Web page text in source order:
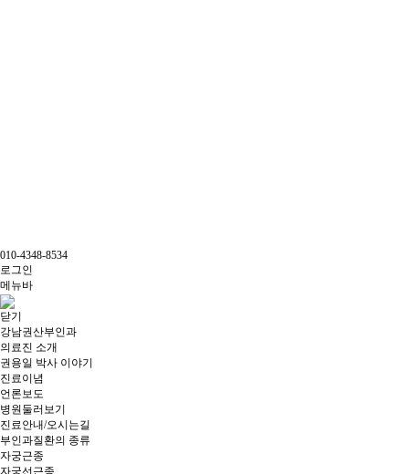
010-4348-8534
로그인
메뉴바
닫기
강남권산부인과
의료진 소개
권용일 박사 이야기
진료이념
언론보도
병원둘러보기
진료안내/오시는길
부인과질환의 종류
자궁근종
자궁선근종